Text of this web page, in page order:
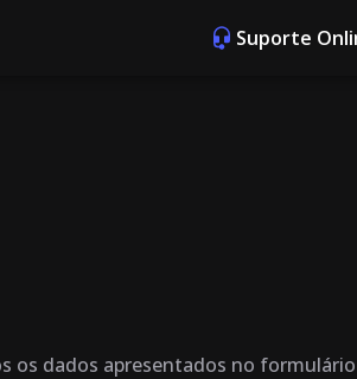
Suporte
dados apresentados no